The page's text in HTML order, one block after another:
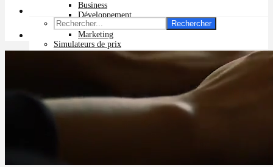
Business
Développement
Graphisme
Marketing
Simulateurs de prix
Prix app mobile
Prix pub Instagram
Prix logiciel
Prix chatbot
Rechercher